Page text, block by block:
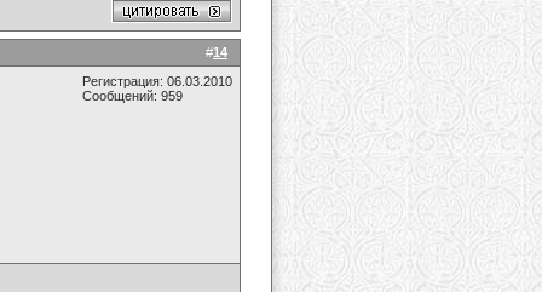
#14
Регистрация: 06.03.2010
Сообщений: 959